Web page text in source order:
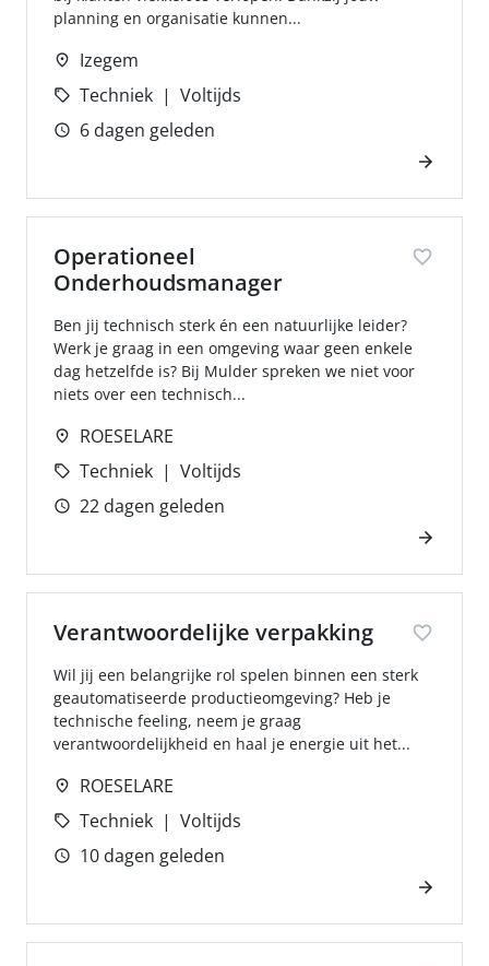
planning en organisatie kunnen...
Izegem
Techniek
Voltijds
6 dagen geleden
Operationeel
Onderhoudsmanager
Ben jij technisch sterk én een natuurlijke leider?
Werk je graag in een omgeving waar geen enkele
dag hetzelfde is? Bij Mulder spreken we niet voor
niets over een technisch...
ROESELARE
Techniek
Voltijds
22 dagen geleden
Verantwoordelijke verpakking
Wil jij een belangrijke rol spelen binnen een sterk
geautomatiseerde productieomgeving? Heb je
technische feeling, neem je graag
verantwoordelijkheid en haal je energie uit het...
ROESELARE
Techniek
Voltijds
10 dagen geleden